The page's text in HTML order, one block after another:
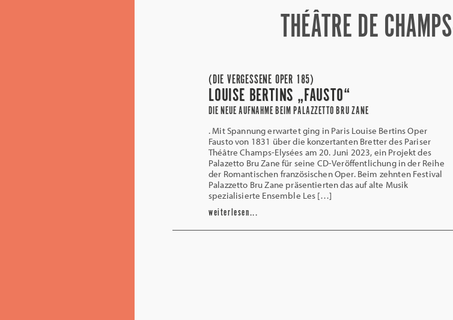
THÉÂTRE DE
(DIE VERGESSENE OPER 185)
LOUISE BERTINS „FAUSTO“
DIE NEUE AUFNAHME BEIM PALAZZETTO BRU ZANE
. Mit Spannung erwartet ging in Paris Louise Bertins Oper
Fausto von 1831 über die konzertanten Bretter des Pariser
Théâtre Champs-Elysées am 20. Juni 2023, ein Projekt des
Palazetto Bru Zane für seine CD-Veröffentlichung in der Reihe
der Romantischen französischen Oper. Beim zehnten Festival
Palazzetto Bru Zane präsentierten das auf alte Musik
spezialisierte Ensemble Les […]
weiterlesen...